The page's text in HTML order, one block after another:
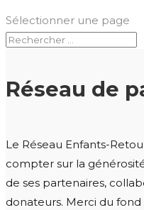
Sélectionner une page
Réseau de
Le Réseau Enfants-
compter sur la
de ses partenaires,
donateurs. Merci du